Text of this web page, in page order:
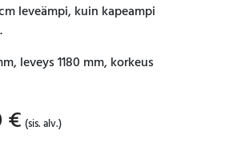
leveämpi, kuin kapeampi
leveys 1180 mm, korkeus
€ (sis. alv.)